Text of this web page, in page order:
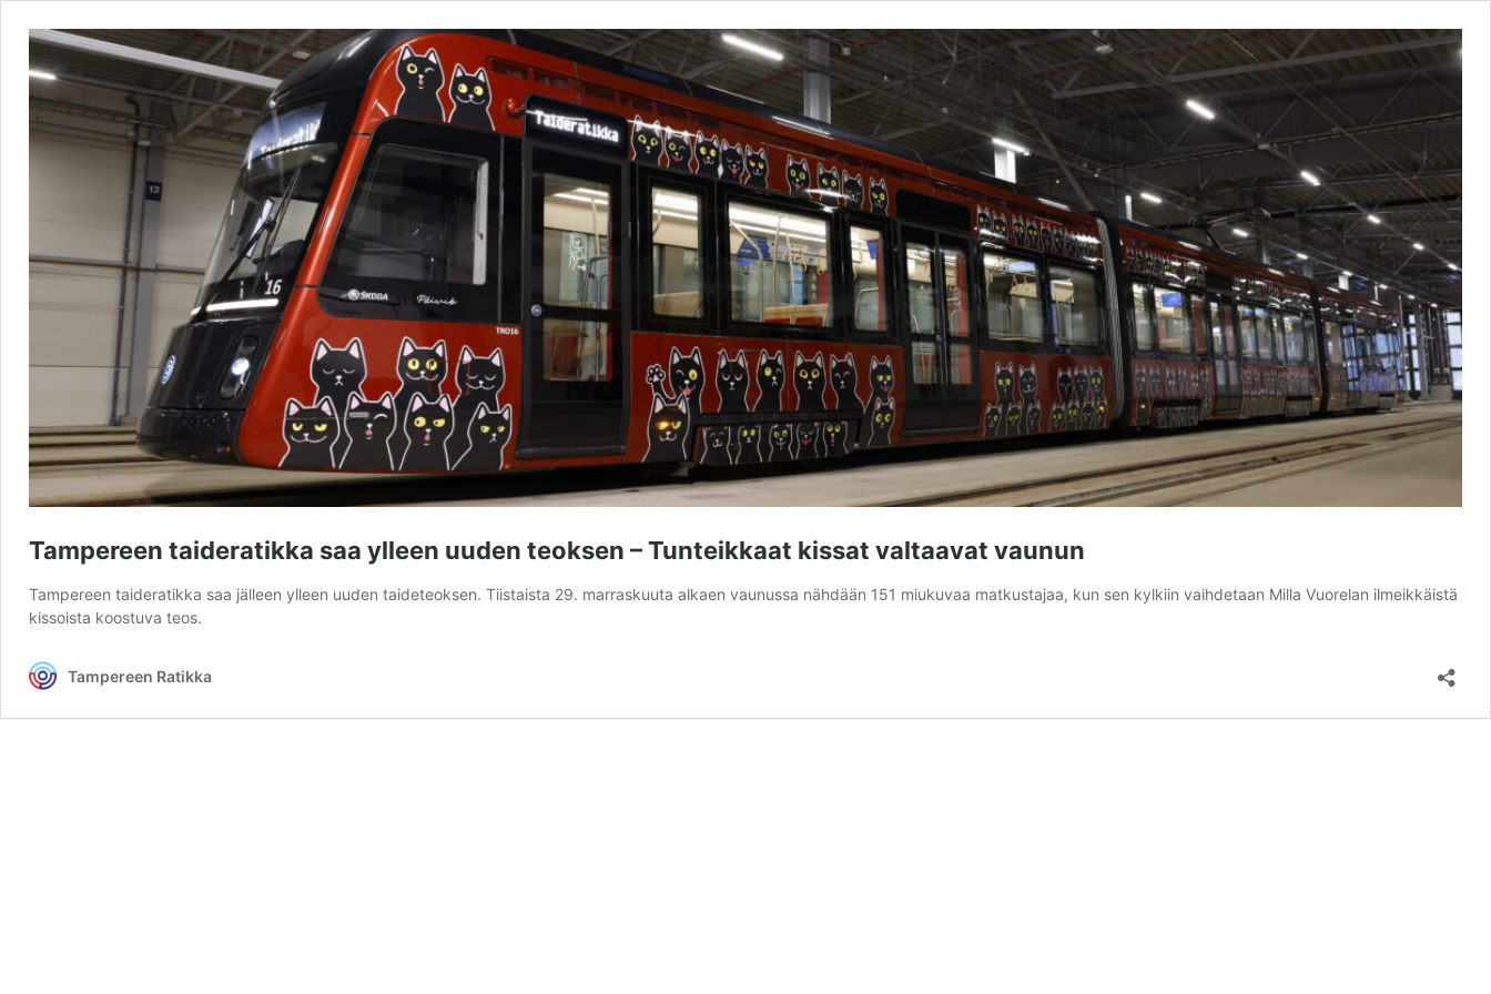
Tampereen taideratikka saa ylleen uuden teoksen – Tunteikkaat kissat valtaavat vaunun
Tampereen taideratikka saa jälleen ylleen uuden taideteoksen. Tiistaista 29. marraskuuta alkaen vaunussa nähdään 151 miukuvaa matkustajaa, kun sen kylkiin vaihdetaan Milla Vuorelan ilmeikkäistä
kissoista koostuva teos.
Tampereen Ratikka